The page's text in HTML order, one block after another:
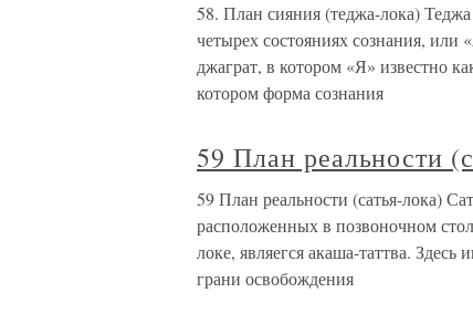
58. План сияния (теджа-лока)
четырех состояниях сознания,
джаграт, в котором «Я» известно
котором форма сознания
59 План реальности
59 План реальности (сатья-лока)
расположенных в позвоночном
локе, являегся акаша-таттва.
грани освобождения